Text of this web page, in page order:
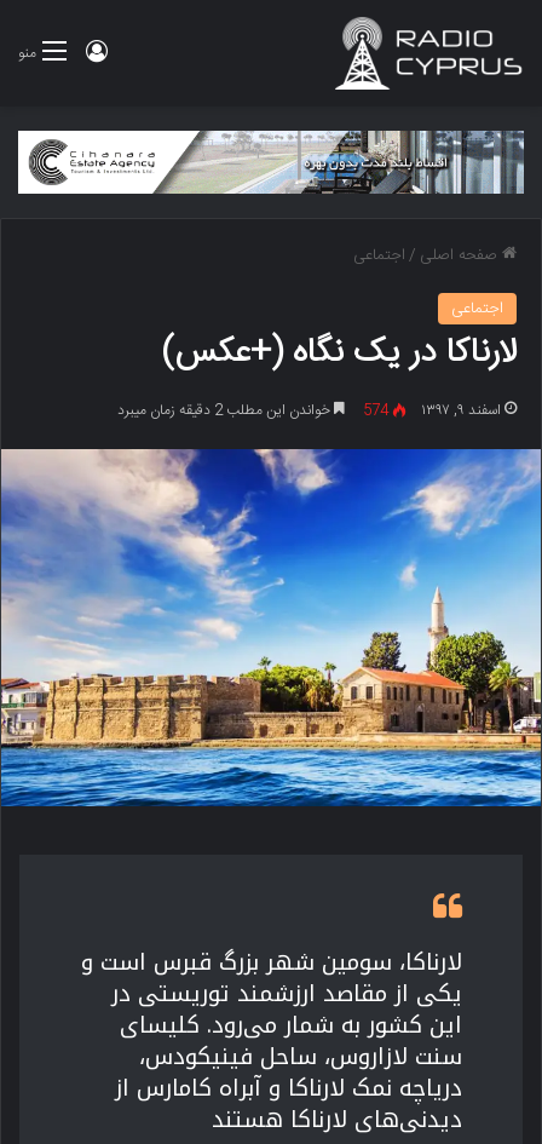
منو ورود
صفحه اصلی /اجتماعی
اجتماعی
لارناکا در یک نگاه (+عکس)
اسفند ۹, ۱۳۹۷ 574 خواندن این مطلب 2 دقیقه زمان میبرد
لارناکا، سومین شهر بزرگ قبرس است و
یکی از مقاصد ارزشمند توریستی در
این کشور به شمار می‌رود. کلیسای
سنت لازاروس، ساحل فینیکودس،
دریاچه نمک لارناکا و آبراه کامارس از
دیدنی‌های لارناکا هستند